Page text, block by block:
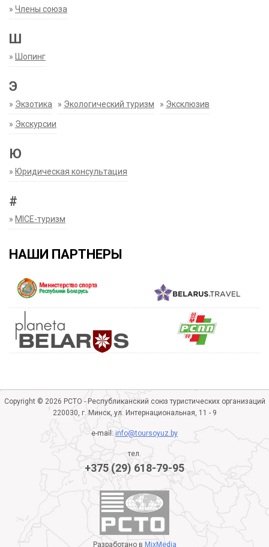
» Члены союза
Ш
» Шопинг
Э
» Экзотика » Экологический туризм » Эксклюзив
» Экскурсии
Ю
» Юридическая консультация
#
» MICE-туризм
НАШИ ПАРТНЕРЫ
Copyright © 2026 РСТО - Республиканский союз туристических организаций
220030, г. Минск, ул. Интернациональная, 11 - 9
e-mail:info@toursoyuz.by
тел.
+375 (29) 618-79-95
Разработано в MixMedia